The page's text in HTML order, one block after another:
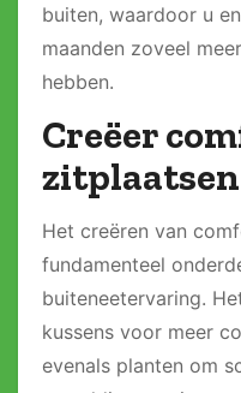
buiten, waardoor u
maanden zoveel
hebben.
Creëer
zitplaatsen
Het creëren van
fundamenteel
buiteneetervaring.
kussens voor meer
evenals planten om